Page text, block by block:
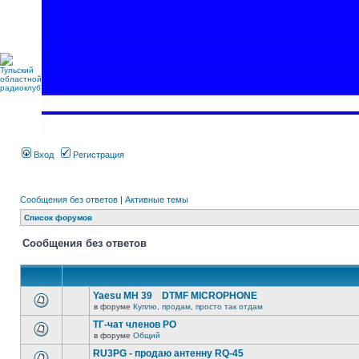
Вход Регистрация
Сообщения без ответов | Активные темы
Список форумов
Сообщения без ответов
Yaesu MH 39 DTMF MICROPHONE
в форуме Куплю, продам, просто так отдам
ТГ-чат членов РО
в форуме Общий
RU3PG - продаю антенну RQ-45